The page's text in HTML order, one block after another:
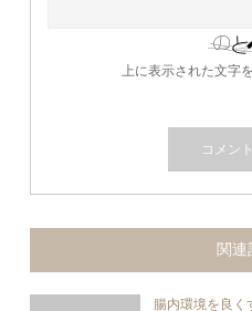
上に表示された文字
関連
腸内環境を良く